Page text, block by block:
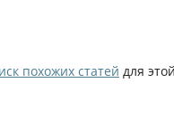
похожих статей для